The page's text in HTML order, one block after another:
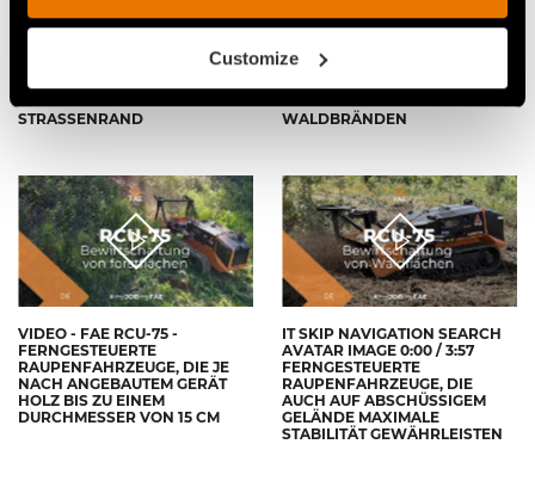
Customize
FERNGESTEUERTES FAHRZEUG
MIT FORSTMULCHER
STRASSENRAND
VIDEO - FAE RCU-75 - DAS
FERNGESTEUERTE
RAUPENFAHRZEUG VON FAE
WALDBRÄNDEN
VIDEO - FAE RCU-75 -
FERNGESTEUERTE
RAUPENFAHRZEUGE, DIE JE
NACH ANGEBAUTEM GERÄT
HOLZ BIS ZU EINEM
DURCHMESSER VON 15 CM
IT SKIP NAVIGATION SEARCH
AVATAR IMAGE 0:00 / 3:57
FERNGESTEUERTE
RAUPENFAHRZEUGE, DIE
AUCH AUF ABSCHÜSSIGEM
GELÄNDE MAXIMALE
STABILITÄT GEWÄHRLEISTEN